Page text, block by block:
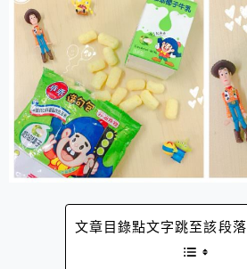
文章目錄點文字跳至該段落